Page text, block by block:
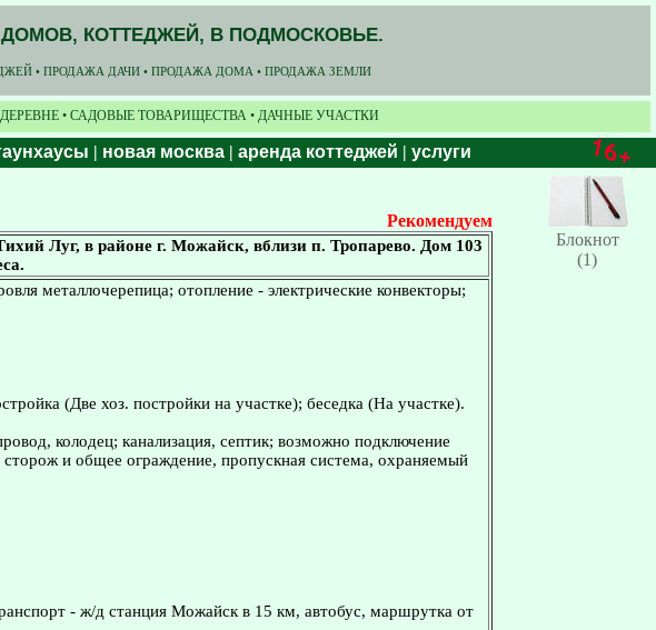
КОТТЕДЖЕЙ, В ПОДМОСКОВЬЕ.
• ПРОДАЖА ДАЧИ • ПРОДАЖА ДОМА • ПРОДАЖА ЗЕМЛИ
• САДОВЫЕ ТОВАРИЩЕСТВА • ДАЧНЫЕ УЧАСТКИ
| новая москва | аренда коттеджей | услуги
Рекомендуем
Луг, в районе г. Можайск, вблизи п. Тропарево. Дом 103
металлочерепица; отопление - электрические конвекторы;
(Две хоз. постройки на участке); беседка (На участке).
колодец; канализация, септик; возможно подключение
и общее ограждение, пропускная система, охраняемый
- ж/д станция Можайск в 15 км, автобус, маршрутка от
Блокнот
(1)